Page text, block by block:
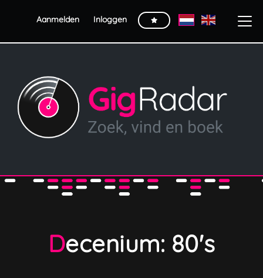
Aanmelden Inloggen
Decenium: 80's